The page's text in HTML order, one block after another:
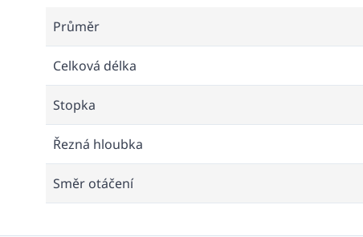
Průměr
Celková délka
Stopka
Řezná hloubka
Směr otáčení